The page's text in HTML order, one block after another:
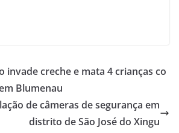
invade creche e mata 4 crianças co
Blumenau
de câmeras de segurança em
distrito de São José do Xingu